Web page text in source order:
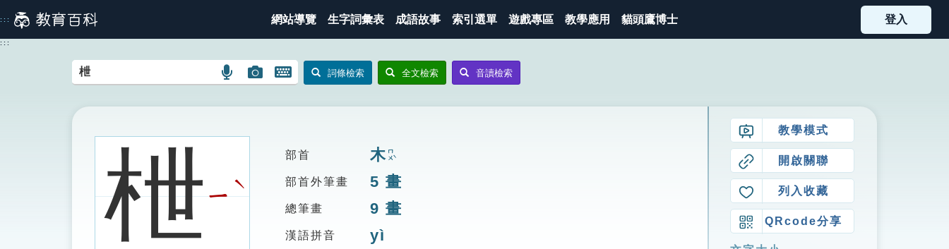
到
主
::: 網站導覽 生字詞彙表 成語故事 索引選單 遊戲專區 教學應用 貓頭鷹博士 登入
:::
語
搜
圖
圖
搜
開
鍵
示
詞條檢索 全文檢索 音讀檢索
枻ㄧ
ˋ
部首 木ㄇㄨˋ
部首外筆畫 5 畫
總筆畫 9 畫
漢語拼音 yì
教學模式
開啟關聯
列入收藏
QRcode分享